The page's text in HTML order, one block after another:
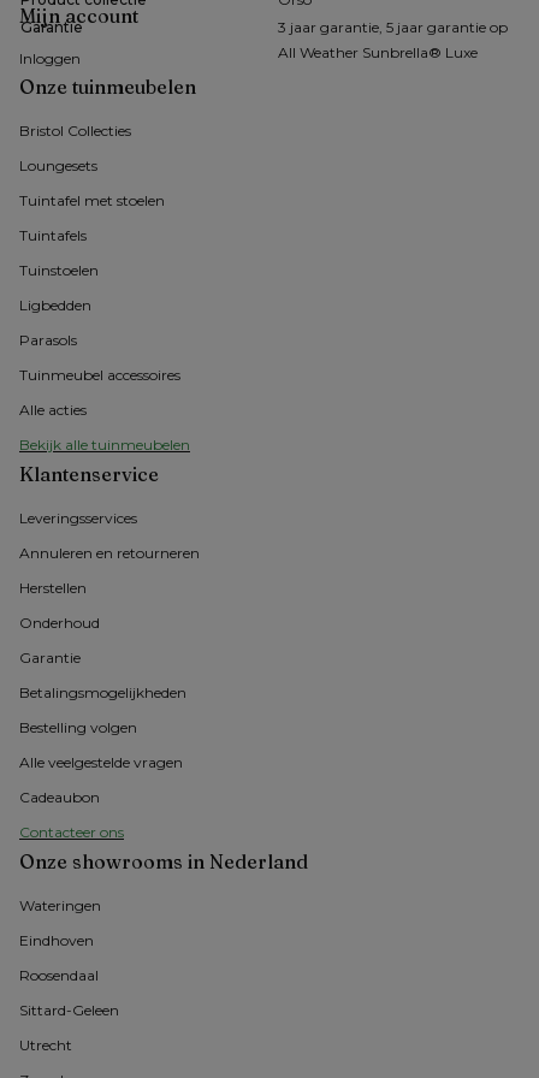
Garantie
3 jaar garantie, 5 jaar garantie op
All Weather Sunbrella® Luxe
Onze tuinmeubelen
Bristol Collecties
Loungesets
Tuintafel met stoelen
Tuintafels
Tuinstoelen
Ligbedden
Parasols
Tuinmeubel accessoires
Alle acties
Bekijk alle tuinmeubelen
Klantenservice
Leveringsservices
Annuleren en retourneren
Herstellen
Onderhoud
Garantie
Betalingsmogelijkheden
Bestelling volgen
Alle veelgestelde vragen
Cadeaubon
Contacteer ons
Onze showrooms in Nederland
Wateringen
Eindhoven
Roosendaal
Sittard-Geleen
Utrecht
Mijn account
Inloggen